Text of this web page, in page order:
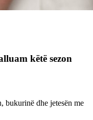
këtë sezon
bukurinë dhe jetesën me